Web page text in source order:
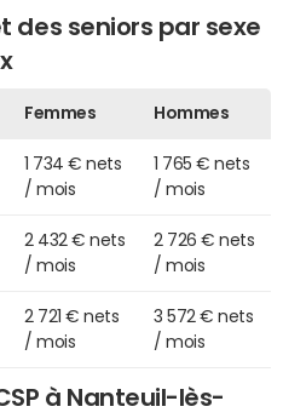
des seniors par sexe
Femmes Hommes
1 734 € nets
/ mois
1 765 € nets
/ mois
2 432 € nets
/ mois
2 726 € nets
/ mois
2 721 € nets
/ mois
3 572 € nets
/ mois
à Nanteuil-lès-